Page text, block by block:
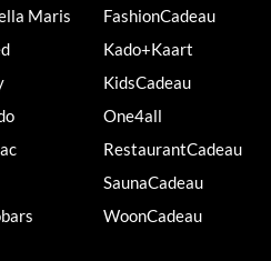
Maris
FashionCadeau
Kado+Kaart
KidsCadeau
One4all
RestaurantCadeau
SaunaCadeau
WoonCadeau